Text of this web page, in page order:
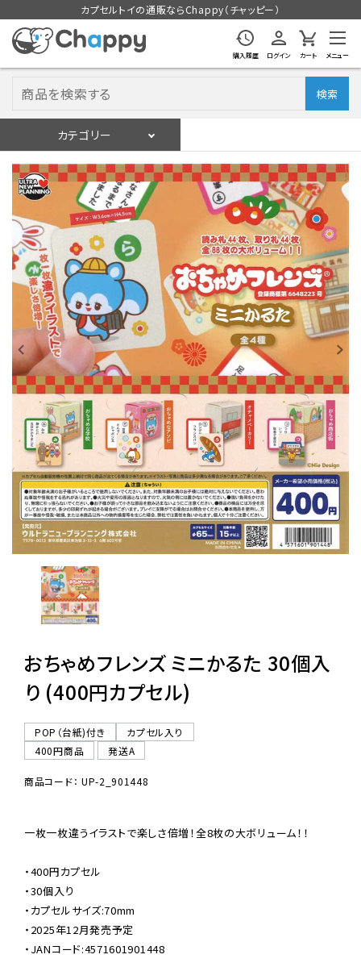
カプセルトイの通販ならChappy（チャッピー）
購入履歴 ログイン カート メニュー
検索
カテゴリー
ログイン 会員登録
入荷スケジュールをチェック
カプセルトイマシン本体
カプセルトイ
販促用空カプセル
レンタル
景品・玩具・文具
販促用カプセルトイ
よくあるご質問
06-6282-7659
おちゃめフレンズ ミニかるた 30個入
り (400円カプセル)
POP（台紙)付き
カプセル入り
400円商品
発送A
商品コード： UP-2_901448
一枚一枚違うイラストで楽しさ倍増！全8枚の大ボリューム！！
・400円カプセル
・30個入り
・カプセルサイズ:70mm
・2025年12月発売予定
・JANコード:4571601901448